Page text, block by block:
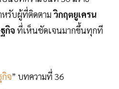
หรับผู้ที่ติดตามวิกฤตยูเครน
กิจ ที่เห็นชัดเจนมากขึ้นทุกที
กิจ” บทความที่ 36